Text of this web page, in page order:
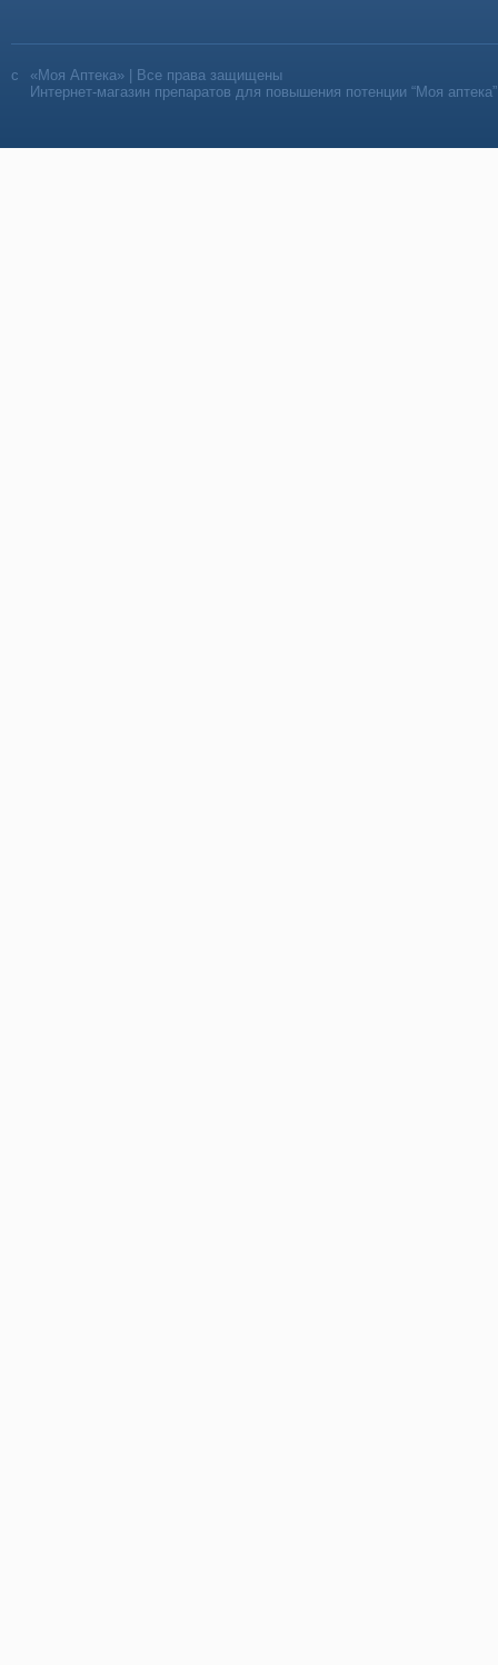
«Моя Аптека» | Все права защищены
Интернет-магазин препаратов для повышения потенции “Моя